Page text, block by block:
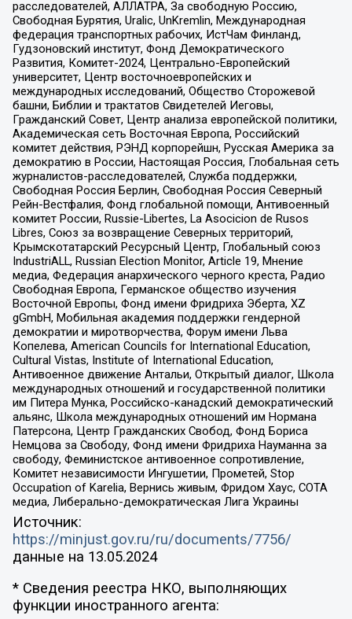
расследователей, АЛЛАТРА, За свободную Россию,
Свободная Бурятия, Uralic, UnKremlin, Международная
федерация транспортных рабочих, ИстЧам Финланд,
Гудзоновский институт, Фонд Демократического
Развития, Комитет-2024, Центрально-Европейский
университет, Центр восточноевропейских и
международных исследований, Общество Сторожевой
башни, Библии и трактатов Свидетелей Иеговы,
Гражданский Совет, Центр анализа европейской политики,
Академическая сеть Восточная Европа, Российский
комитет действия, РЭНД корпорейшн, Русская Америка за
демократию в России, Настоящая Россия, Глобальная сеть
журналистов-расследователей, Служба поддержки,
Свободная Россия Берлин, Свободная Россия Северный
Рейн-Вестфалия, Фонд глобальной помощи, Антивоенный
комитет России, Russie-Libertes, La Asocicion de Rusos
Libres, Союз за возвращение Северных территорий,
Крымскотатарский Ресурсный Центр, Глобальный союз
IndustriALL, Russian Election Monitor, Article 19, Мнение
медиа, Федерация анархического черного креста, Радио
Свободная Европа, Германское общество изучения
Восточной Европы, Фонд имени Фридриха Эберта, XZ
gGmbH, Мобильная академия поддержки гендерной
демократии и миротворчества, Форум имени Льва
Копелева, American Councils for International Education,
Cultural Vistas, Institute of International Education,
Антивоенное движение Антальи, Открытый диалог, Школа
международных отношений и государственной политики
им Питера Мунка, Российско-канадский демократический
альянс, Школа международных отношений им Нормана
Патерсона, Центр Гражданских Свобод, Фонд Бориса
Немцова за Свободу, Фонд имени Фридриха Науманна за
свободу, Феминистское антивоенное сопротивление,
Комитет независимости Ингушетии, Прометей, Stop
Occupation of Karelia, Вернись живым, Фридом Хаус, СОТА
медиа, Либерально-демократическая Лига Украины
Источник:
https://minjust.gov.ru/ru/documents/7756/
данные на 13.05.2024
* Сведения реестра НКО, выполняющих
функции иностранного агента: